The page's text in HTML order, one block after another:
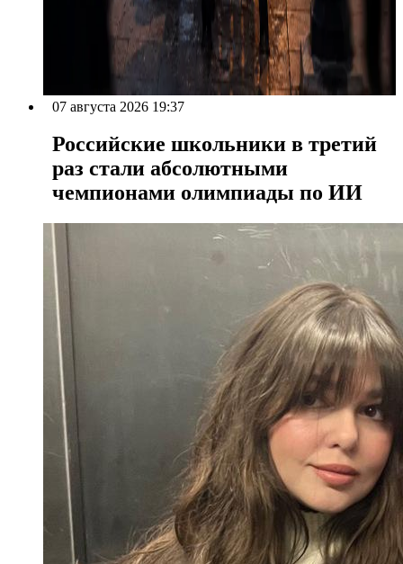
07 августа 2026 19:37
Российские школьники в третий
раз стали абсолютными
чемпионами олимпиады по ИИ